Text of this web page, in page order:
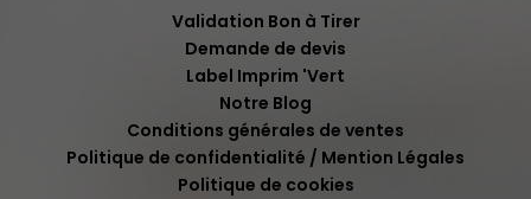
Validation Bon à Tirer
Demande de devis
Label Imprim 'Vert
Notre Blog
Conditions générales de ventes
Politique de confidentialité / Mention Légales
Politique de cookies